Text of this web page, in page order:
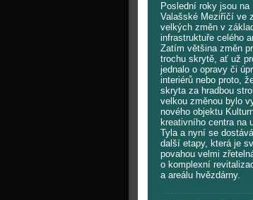
Poslední roky jsou na
Valašské Meziříčí ve
velkých změn v
infrastruktuře celého
Zatím většina změn
trochu skrytě, ať už
jednalo o opravy či
interiérů nebo proto,
skryta za hradbou
velkou změnou bylo
nového objektu
kreativního centra na
Tyla a nyní se
další etapy, která je
povahou velmi
o komplexní
a areálu hvězdárny.